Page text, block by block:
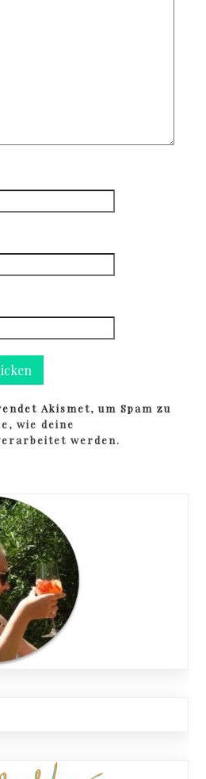
Akismet, um Spam zu
wie deine
werden.